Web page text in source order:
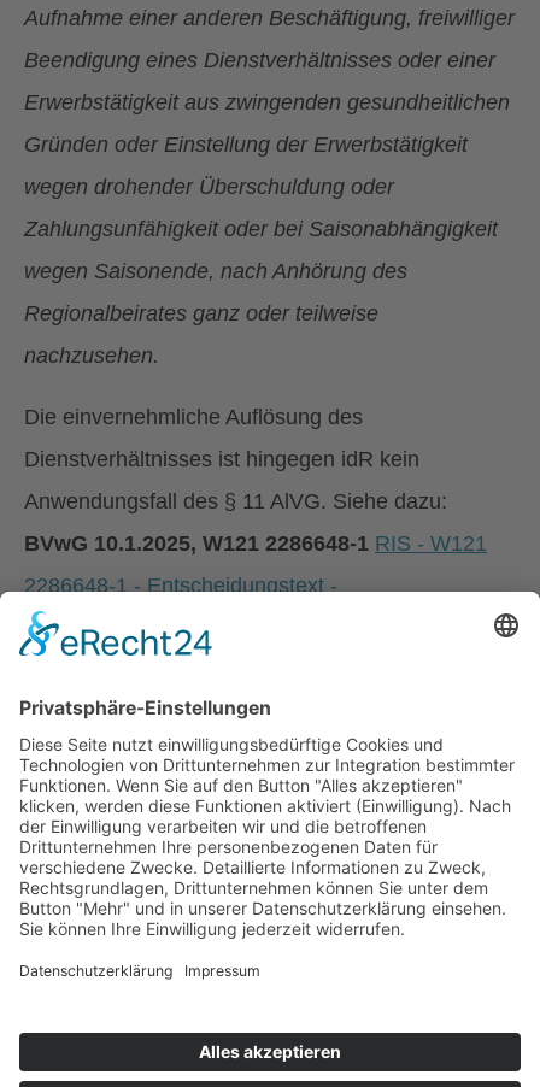
Aufnahme einer anderen Beschäftigung, freiwilliger
Beendigung eines Dienstverhältnisses oder einer
Erwerbstätigkeit aus zwingenden gesundheitlichen
Gründen oder Einstellung der Erwerbstätigkeit
wegen drohender Überschuldung oder
Zahlungsunfähigkeit oder bei Saisonabhängigkeit
wegen Saisonende, nach Anhörung des
Regionalbeirates ganz oder teilweise
nachzusehen.
Die einvernehmliche Auflösung des
Dienstverhältnisses ist hingegen idR kein
Anwendungsfall des § 11 AlVG. Siehe dazu:
BVwG 10.1.2025, W121 2286648-1 RIS - W121
2286648-1 - Entscheidungstext -
Bundesverwaltungsgericht (BVwG)
(Arbeitsmarktservice).
Stand: 19.12.2025
© 2025 ÖZIV Bundesverband – Alle Rechte vorbehalten
Home
Kontakt
Barrierefreiheitserklärung